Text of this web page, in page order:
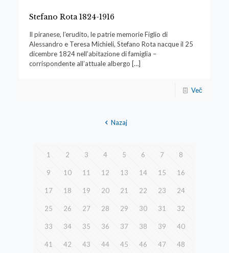
Stefano Rota 1824-1916
Il piranese, l’erudito, le patrie memorie Figlio di
Alessandro e Teresa Michieli, Stefano Rota nacque il 25
dicembre 1824 nell’abitazione di famiglia –
corrispondente all’attuale albergo […]
Več
Nazaj
1 2 3 4 5 6 7 8
9 10 11 12 13 14 15 16
17 18 19 20 21 22 23 24
25 26 27 28 29 30 31 32
33 34 35 36 37 38 39 40
41 42 43 44 45 46 47 48